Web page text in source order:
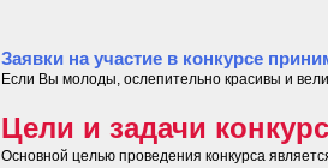
Заявки на участие в конкурсе
Если Вы молоды, ослепительно красивы и
Цели и задачи
Основной целью проведения конкурса